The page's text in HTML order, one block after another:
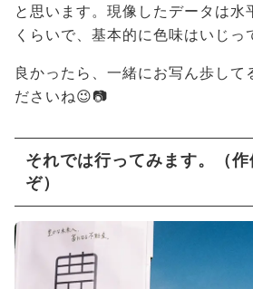
と思います。現像したデータは水
くらいで、基本的に色味はいじっ
良かったら、一緒にお写ん歩して
ださいね😉📷
それでは行ってみます。（作
ぞ）